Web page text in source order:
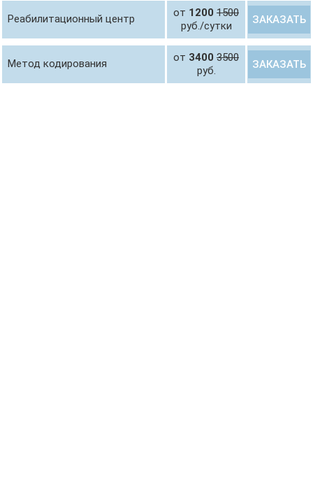
Реабилитационный центр от 1200 1500
руб./сутки
ЗАКАЗАТЬ
Метод кодирования от 3400 3500
руб.
ЗАКАЗАТЬ